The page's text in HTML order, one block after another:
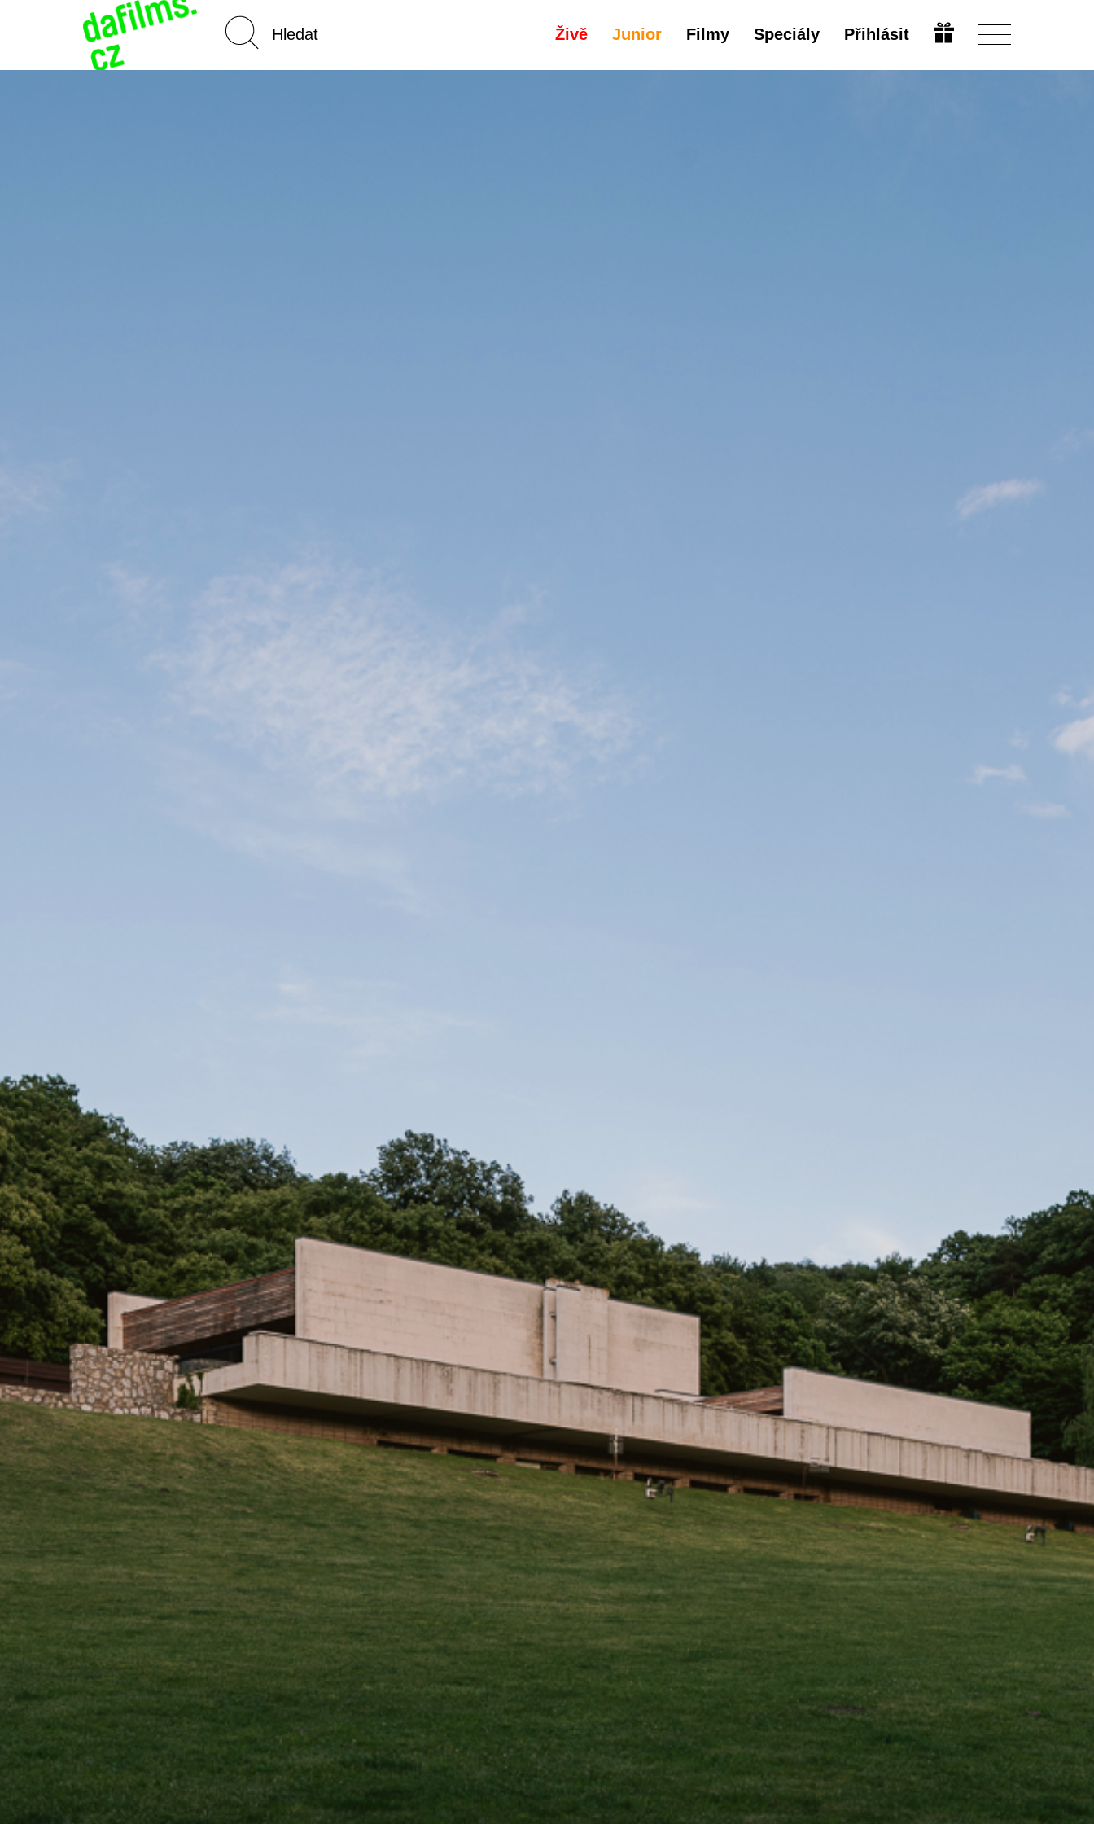
Živě Junior Filmy Speciály Přihlásit